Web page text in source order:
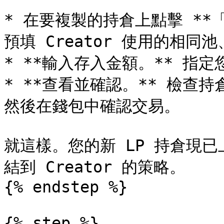
* 在要複製的持倉上點擊
預填 Creator 使用的相同池
* **輸入存入金額。** 指定
* **查看並確認。** 檢查持
然後在錢包中確認交易。
就這樣。您的新 LP 持倉現
結到 Creator 的策略。
{% endstep %}